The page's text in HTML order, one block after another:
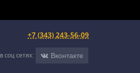
+7 (343) 243-56-09
соц сетях: Вконтакте